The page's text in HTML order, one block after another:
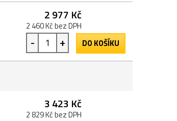
2 977 Kč
2 460 Kč bez DPH
- + DO KOŠÍKU
3 423 Kč
2 829 Kč bez DPH